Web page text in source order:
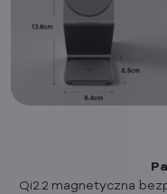
Qi2.2 magnetyczna